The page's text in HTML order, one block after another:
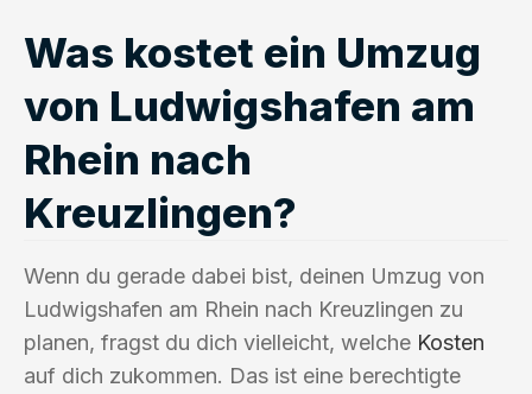
Was kostet ein Umzug
von Ludwigshafen am
Rhein nach
Kreuzlingen?
Wenn du gerade dabei bist, deinen Umzug von
Ludwigshafen am Rhein nach Kreuzlingen zu
planen, fragst du dich vielleicht, welche Kosten
auf dich zukommen. Das ist eine berechtigte